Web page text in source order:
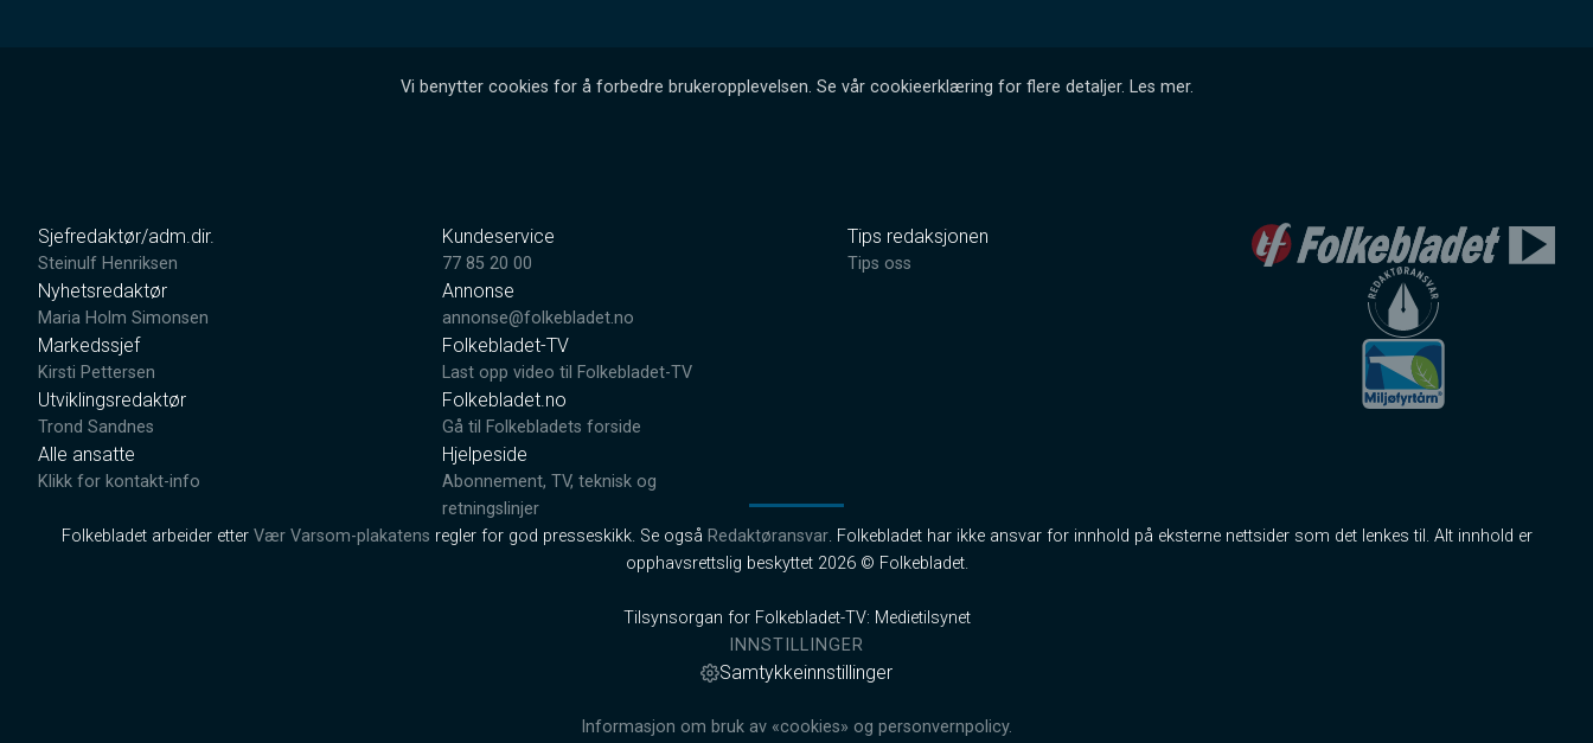
Vi benytter cookies for å forbedre brukeropplevelsen. Se vår cookieerklæring for flere detaljer. Les mer.
Sjefredaktør/adm.dir.
Steinulf Henriksen
Nyhetsredaktør
Maria Holm Simonsen
Markedssjef
Kirsti Pettersen
Utviklingsredaktør
Trond Sandnes
Alle ansatte
Klikk for kontakt-info
Kundeservice
77 85 20 00
Annonse
annonse@folkebladet.no
Folkebladet-TV
Last opp video til Folkebladet-TV
Folkebladet.no
Gå til Folkebladets forside
Hjelpeside
Abonnement, TV, teknisk og
retningslinjer
Tips redaksjonen
Tips oss
Folkebladet arbeider etter Vær Varsom-plakatens regler for god presseskikk. Se også Redaktøransvar. Folkebladet har ikke ansvar for innhold på eksterne nettsider som det lenkes til. Alt innhold er
opphavsrettslig beskyttet 2026 © Folkebladet.
Tilsynsorgan for Folkebladet-TV: Medietilsynet
INNSTILLINGER
Samtykkeinnstillinger
Informasjon om bruk av «cookies» og personvernpolicy.